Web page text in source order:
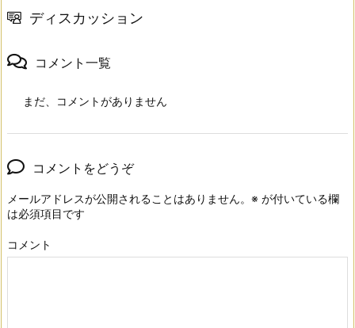
ディスカッション
コメント一覧
まだ、コメントがありません
コメントをどうぞ
メールアドレスが公開されることはありません。 ※ が付いている欄
は必須項目です
コメント